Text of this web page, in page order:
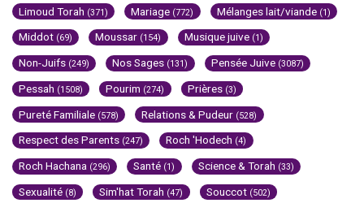
Limoud Torah (371) Mariage (772) Mélanges lait/viande (1)
Middot (69) Moussar (154) Musique juive (1)
Non-Juifs (249) Nos Sages (131) Pensée Juive (3087)
Pessah (1508) Pourim (274) Prières (3)
Pureté Familiale (578) Relations & Pudeur (528)
Respect des Parents (247) Roch 'Hodech (4)
Roch Hachana (296) Santé (1) Science & Torah (33)
Sexualité (8) Sim'hat Torah (47) Souccot (502)